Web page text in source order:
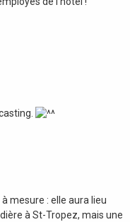
mesure : elle aura lieu
à St-Tropez, mais une